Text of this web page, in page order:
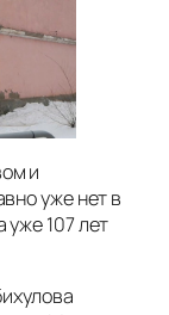
и
уже нет в
107 лет